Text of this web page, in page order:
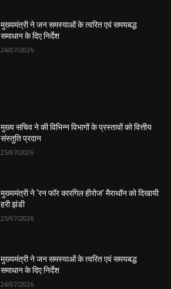
मुख्यमंत्री ने जन समस्याओं के त्वरित एवं समयबद्ध
समाधान के दिए निर्देश
24/07/2026
मुख्य सचिव ने की विभिन्न विभागों के प्रस्तावों को वित्तीय
संस्तुति प्रदान
25/07/2026
मुख्यमंत्री ने ‘रन फॉर कारगिल हीरोज’ मैराथॉन को दिखायी
हरी झंडी
25/07/2026
मुख्यमंत्री ने जन समस्याओं के त्वरित एवं समयबद्ध
समाधान के दिए निर्देश
24/07/2026